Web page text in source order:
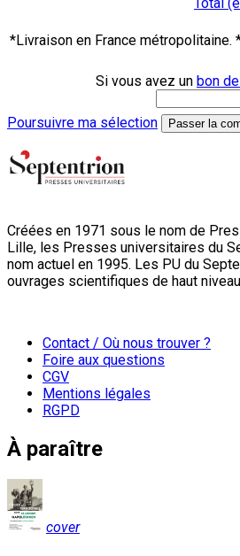
*Livraison en France métropolitaine.
Si vous avez un bon
Poursuivre ma sélection Passer la
Créées en 1971 sous le nom de
Lille, les Presses universitaires du
nom actuel en 1995. Les PU du
ouvrages scientifiques de haut niveau
Contact / Où nous trouver ?
Foire aux questions
CGV
Mentions légales
RGPD
À paraître
cover